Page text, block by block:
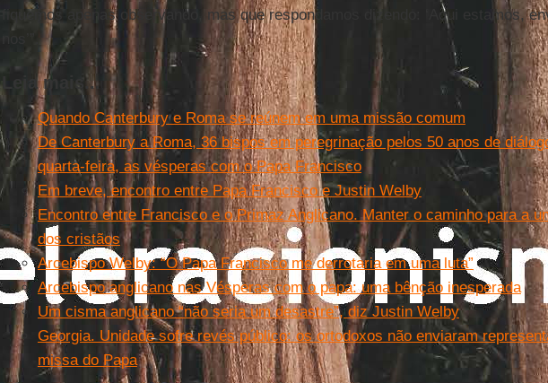
fiquemos apenas observando, mas que respondamos dizendo: ‘Aqui estamos,
Leia mais...
Quando Canterbury e Roma se reúnem em uma missão comum
De Canterbury a Roma, 36 bispos em peregrinação pelos 50 anos de
quarta-feira, as vésperas com o Papa Francisco
Em breve, encontro entre Papa Francisco e Justin Welby
Encontro entre Francisco e o Primaz Anglicano. Manter o caminho para a
dos cristãos
Arcebispo Welby: “O Papa Francisco me derrotaria em uma luta”
Arcebispo anglicano nas Vésperas com o papa: uma bênção inesperada
Um cisma anglicano “não seria um desastre”, diz Justin Welby
Georgia. Unidade sofre revés público: os ortodoxos não enviaram
missa do Papa